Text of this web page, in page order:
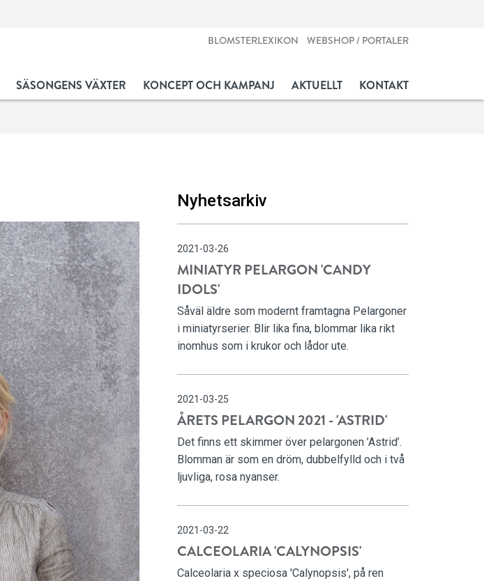
BLOMSTERLEXIKON WEBSHOP / PORTALER
SÄSONGENS VÄXTER KONCEPT OCH KAMPANJ AKTUELLT KONTAKT
Nyhetsarkiv
2021-03-26
MINIATYR PELARGON 'CANDY
IDOLS'
Såväl äldre som modernt framtagna Pelargoner
i miniatyrserier. Blir lika fina, blommar lika rikt
inomhus som i krukor och lådor ute.
2021-03-25
ÅRETS PELARGON 2021 - 'ASTRID'
Det finns ett skimmer över pelargonen ’Astrid’.
Blomman är som en dröm, dubbelfylld och i två
ljuvliga, rosa nyanser.
2021-03-22
CALCEOLARIA 'CALYNOPSIS'
Calceolaria x speciosa 'Calynopsis', på ren